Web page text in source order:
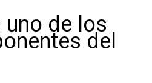
uno de los
del